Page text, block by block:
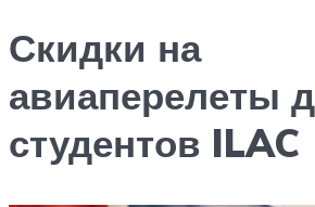
Скидки на
авиаперелеты
студентов ILAC